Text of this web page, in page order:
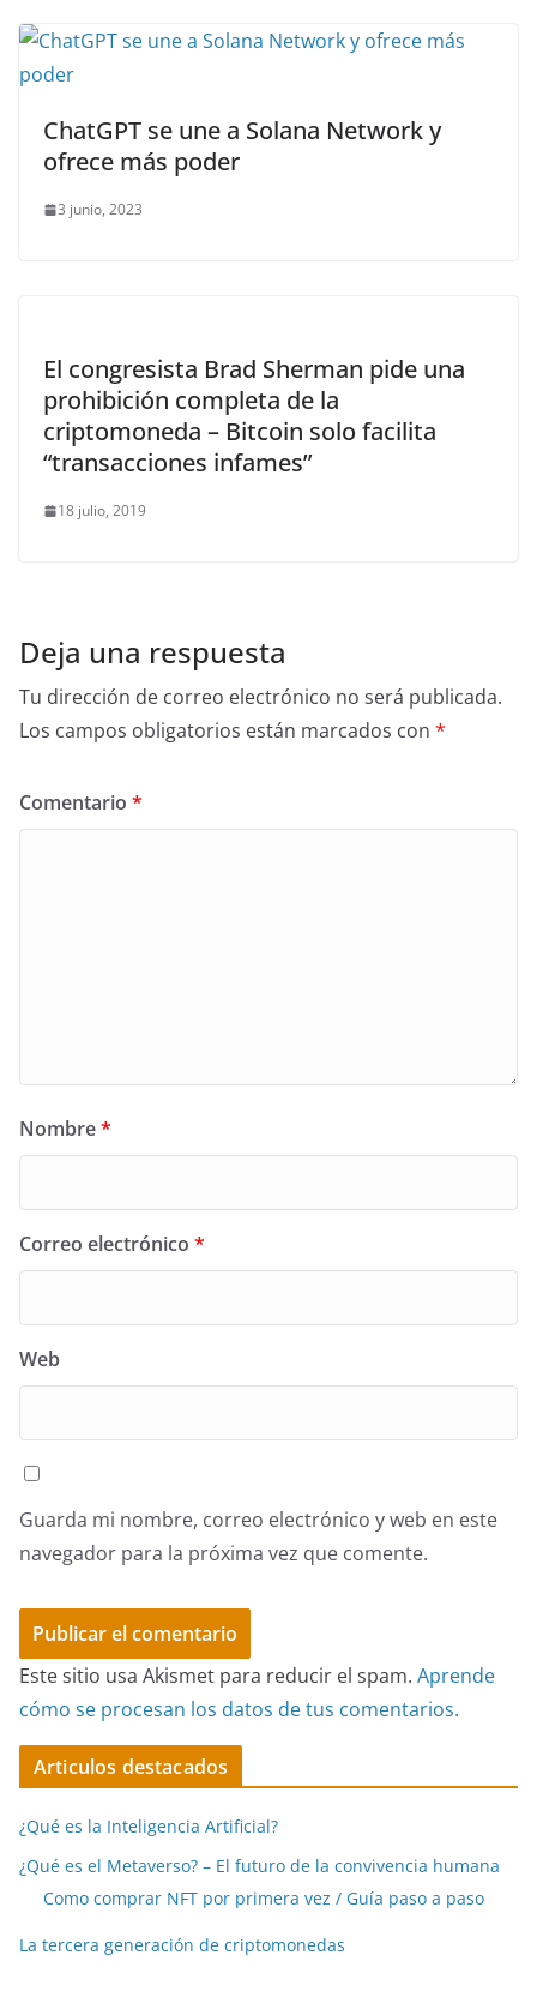
ChatGPT se une a Solana Network y
ofrece más poder
3 junio, 2023
El congresista Brad Sherman pide una
prohibición completa de la
criptomoneda – Bitcoin solo facilita
“transacciones infames”
18 julio, 2019
Deja una respuesta
Tu dirección de correo electrónico no será publicada.
Los campos obligatorios están marcados con *
Comentario *
Nombre*
Correo electrónico *
Web
Guarda mi nombre, correo electrónico y web en este
navegador para la próxima vez que comente.
Este sitio usa Akismet para reducir el spam. Aprende
cómo se procesan los datos de tus comentarios.
Articulos destacados
¿Qué es la Inteligencia Artificial?
¿Qué es el Metaverso? – El futuro de la convivencia humana
Como comprar NFT por primera vez / Guía paso a paso
La tercera generación de criptomonedas